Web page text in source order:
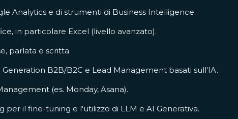
Analytics e di strumenti di Business Intelligence.
in particolare Excel (livello avanzato).
parlata e scritta.
B2B/B2C e Lead Management basati sull'IA.
(es. Monday, Asana).
il fine-tuning e l'utilizzo di LLM e AI Generativa.